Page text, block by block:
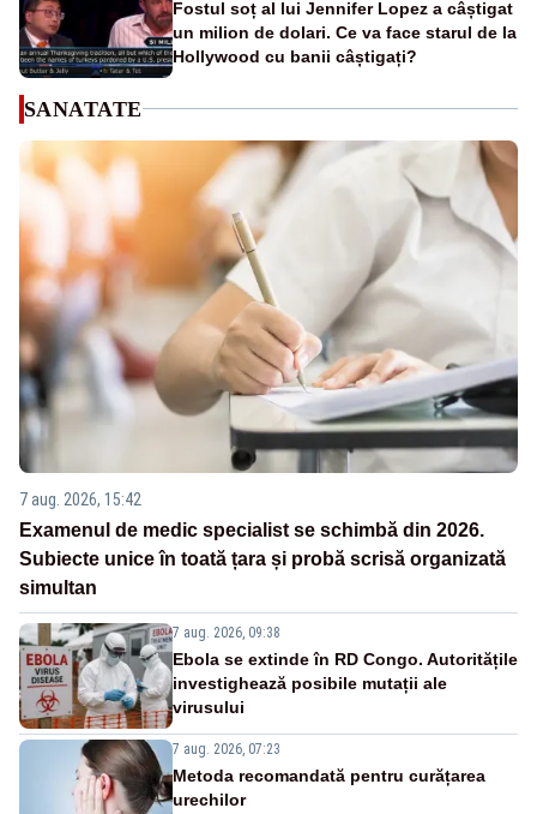
Fostul soț al lui Jennifer Lopez a câștigat
un milion de dolari. Ce va face starul de la
Hollywood cu banii câștigați?
SANATATE
7 aug. 2026, 15:42
Examenul de medic specialist se schimbă din 2026.
Subiecte unice în toată țara și probă scrisă organizată
simultan
7 aug. 2026, 09:38
Ebola se extinde în RD Congo. Autoritățile
investighează posibile mutații ale
virusului
7 aug. 2026, 07:23
Metoda recomandată pentru curățarea
urechilor